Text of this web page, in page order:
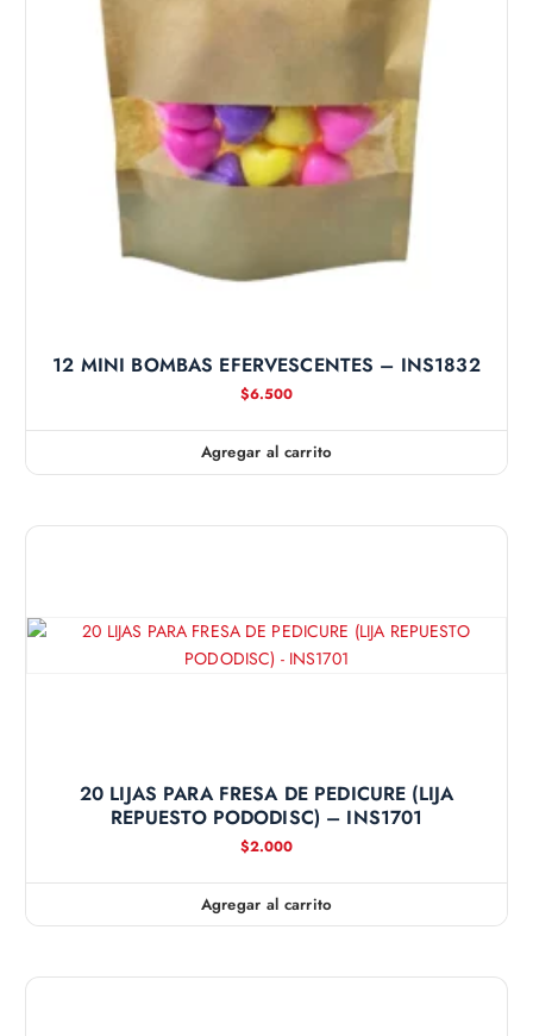
12 MINI BOMBAS EFERVESCENTES – INS1832
$6.500
Agregar al carrito
20 LIJAS PARA FRESA DE PEDICURE (LIJA
REPUESTO PODODISC) – INS1701
$2.000
Agregar al carrito